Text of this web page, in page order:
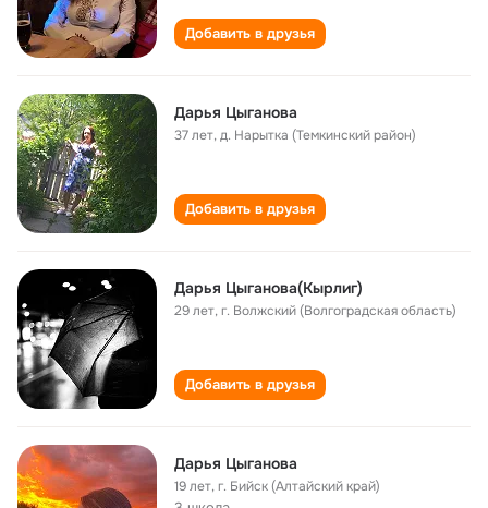
Добавить в друзья
Дарья Цыганова
37 лет,д. Нарытка (Темкинский район)
Добавить в друзья
Дарья Цыганова(Кырлиг)
29 лет,г. Волжский (Волгоградская область)
Добавить в друзья
Дарья Цыганова
19 лет,г. Бийск (Алтайский край)